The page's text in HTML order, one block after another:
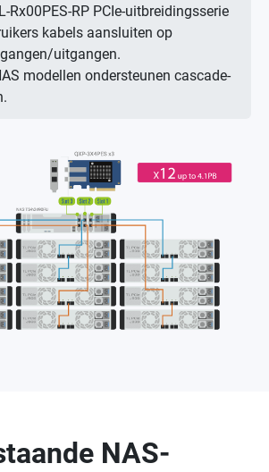
Rx00PES-RP PCIe-uitbreidingsserie
kabels aansluiten op
uitgangen.
modellen ondersteunen cascade-
NAS-